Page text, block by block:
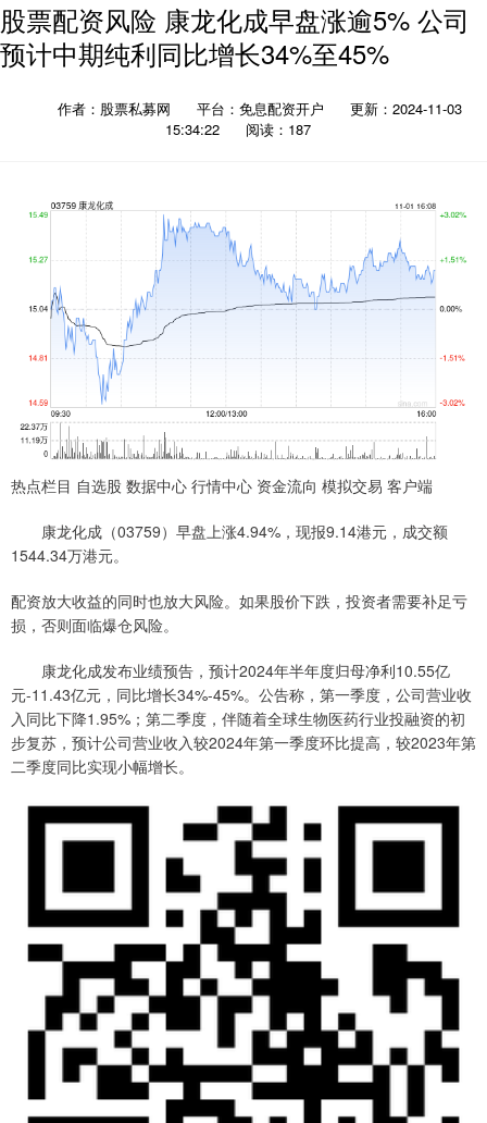
股票配资风险 康龙化成早盘涨逾5% 公司
预计中期纯利同比增长34%至45%
作者：股票私募网 平台：免息配资开户
更新：2024-11-03
15:34:22
阅读：187
热点栏目 自选股 数据中心 行情中心 资金流向 模拟交易 客户端
康龙化成（03759）早盘上涨4.94%，现报9.14港元，成交额
1544.34万港元。
配资放大收益的同时也放大风险。如果股价下跌，投资者需要补足亏
损，否则面临爆仓风险。
康龙化成发布业绩预告，预计2024年半年度归母净利10.55亿
元-11.43亿元，同比增长34%-45%。公告称，第一季度，公司营业收
入同比下降1.95%；第二季度，伴随着全球生物医药行业投融资的初
步复苏，预计公司营业收入较2024年第一季度环比提高，较2023年第
二季度同比实现小幅增长。